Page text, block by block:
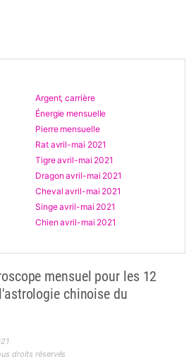
Argent, carrière
Énergie mensuelle
Pierre mensuelle
Rat avril-mai 2021
Tigre avril-mai 2021
Dragon avril-mai 2021
Cheval avril-mai 2021
Singe avril-mai 2021
Chien avril-mai 2021
mensuel pour les 12
chinoise du
droits réservés